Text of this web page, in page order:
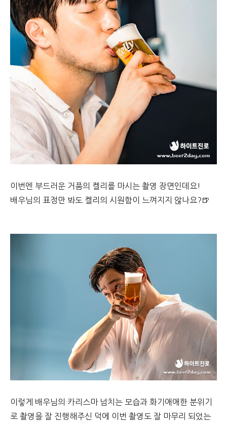
이번엔 부드러운 거품의 켈리를 마시는 촬영 장면인데요!
배우님의 표정만 봐도 켈리의 시원함이 느껴지지 않나요?🍺
이렇게 배우님의 카리스마 넘치는 모습과 화기애애한 분위기
로 촬영을 잘 진행해주신 덕에 이번 촬영도 잘 마무리 되었는